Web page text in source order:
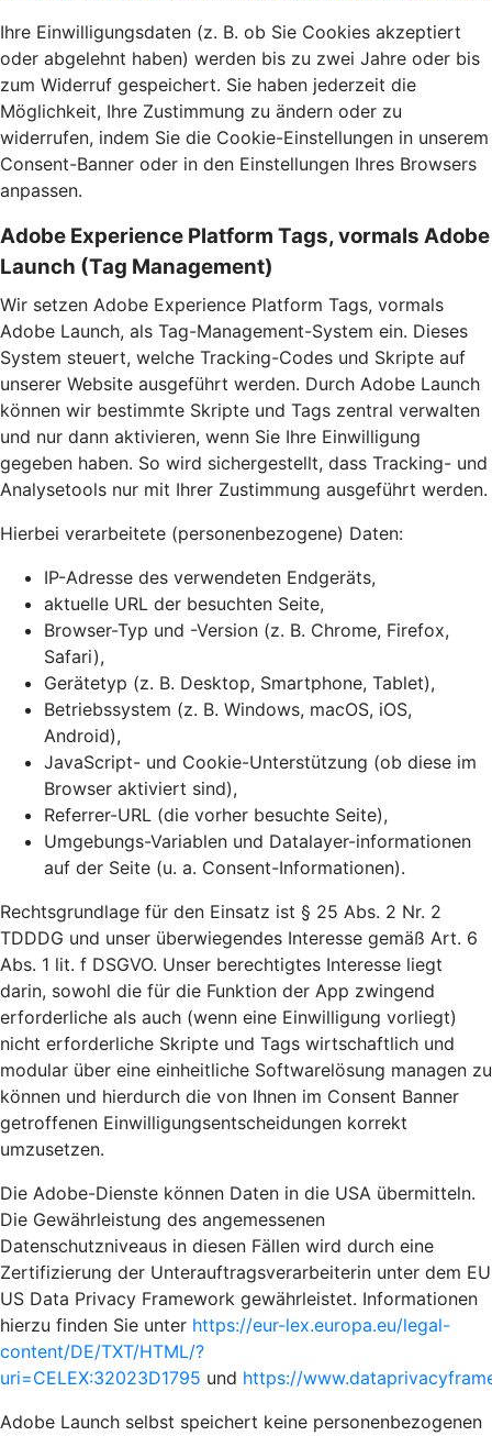
Ihre Einwilligungsdaten (z. B. ob Sie Cookies akzeptiert
oder abgelehnt haben) werden bis zu zwei Jahre oder bis
zum Widerruf gespeichert. Sie haben jederzeit die
Möglichkeit, Ihre Zustimmung zu ändern oder zu
widerrufen, indem Sie die Cookie-Einstellungen in unserem
Consent-Banner oder in den Einstellungen Ihres Browsers
anpassen.
Adobe Experience Platform Tags, vormals Adobe
Launch (Tag Management)
Wir setzen Adobe Experience Platform Tags, vormals
Adobe Launch, als Tag-Management-System ein. Dieses
System steuert, welche Tracking-Codes und Skripte auf
unserer Website ausgeführt werden. Durch Adobe Launch
können wir bestimmte Skripte und Tags zentral verwalten
und nur dann aktivieren, wenn Sie Ihre Einwilligung
gegeben haben. So wird sichergestellt, dass Tracking- und
Analysetools nur mit Ihrer Zustimmung ausgeführt werden.
Hierbei verarbeitete (personenbezogene) Daten:
IP-Adresse des verwendeten Endgeräts,
aktuelle URL der besuchten Seite,
Browser-Typ und -Version (z. B. Chrome, Firefox,
Safari),
Gerätetyp (z. B. Desktop, Smartphone, Tablet),
Betriebssystem (z. B. Windows, macOS, iOS,
Android),
JavaScript- und Cookie-Unterstützung (ob diese im
Browser aktiviert sind),
Referrer-URL (die vorher besuchte Seite),
Umgebungs-Variablen und Datalayer-informationen
auf der Seite (u. a. Consent-Informationen).
Rechtsgrundlage für den Einsatz ist § 25 Abs. 2 Nr. 2
TDDDG und unser überwiegendes Interesse gemäß Art. 6
Abs. 1 lit. f DSGVO. Unser berechtigtes Interesse liegt
darin, sowohl die für die Funktion der App zwingend
erforderliche als auch (wenn eine Einwilligung vorliegt)
nicht erforderliche Skripte und Tags wirtschaftlich und
modular über eine einheitliche Softwarelösung managen zu
können und hierdurch die von Ihnen im Consent Banner
getroffenen Einwilligungsentscheidungen korrekt
umzusetzen.
Die Adobe-Dienste können Daten in die USA übermitteln.
Die Gewährleistung des angemessenen
Datenschutzniveaus in diesen Fällen wird durch eine
Zertifizierung der Unterauftragsverarbeiterin unter dem EU
US Data Privacy Framework gewährleistet. Informationen
hierzu finden Sie unter https://eur-lex.europa.eu/legal-
content/DE/TXT/HTML/?
uri=CELEX:32023D1795 und https://
Adobe Launch selbst speichert keine personenbezogenen